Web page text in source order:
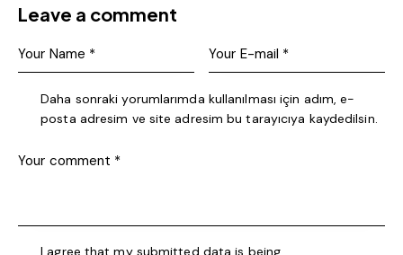
Leave a comment
Daha sonraki yorumlarımda kullanılması için adım, e-
posta adresim ve site adresim bu tarayıcıya kaydedilsin.